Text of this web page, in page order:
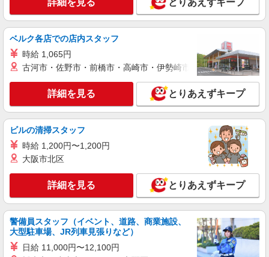
市場向かい
キープ
正社員
アットスタッフ 株式会社
日用雑貨物流倉庫管理スタッフ
月給230,000円〜300,000円 交通費別途支給
（会社規定有り） 年齢・経験・やる気・頑張りに
目）241,000円 ②35歳（入社3年目）296,000円
③45歳（入社5年目）365,000円 ※上記給与に月20
時間程度の残業を含みます。 ※上記を超える残業
◇兵庫県姫路市飾東町◇ 播但連絡有料道路
花田IC下りてすぐ マイカー通勤ＯＫ！
詳細を見る
アットスタッフ株式会社
倉庫内軽作業（日用雑貨のピッキングや格納作
業）
時給1,140円〜 ※交通費支給（会社規定有り）
詳細を見る とりあえずキープ
ベルク各店での店内スタッフ
時給 1,065円
古河市・佐野市・前橋市・高崎市・伊勢崎市・太田市・館林市
詳細を見る とりあえずキープ
ビルの清掃スタッフ
時給 1,200円〜1,200円
大阪市北区
詳細を見る とりあえずキープ
警備員スタッフ（イベント、道路、商業施設、
大型駐車場、JR列車見張りなど）
日給 11,000円〜12,100円